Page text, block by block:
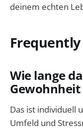
deinem echten
Wie lange
Das ist individuell
Umfeld und